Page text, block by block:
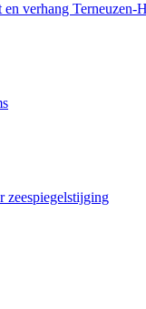
verhang Terneuzen-
zeespiegelstijging